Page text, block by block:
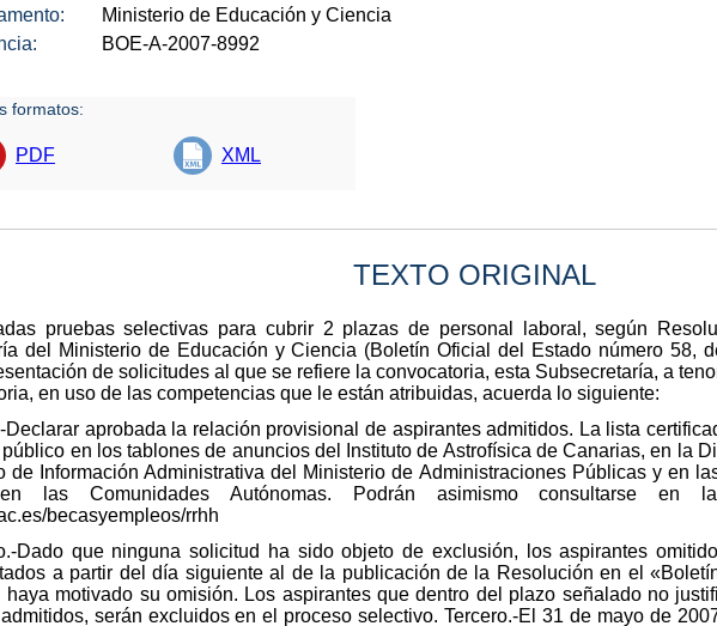
Ministerio de Educación y Ciencia
BOE-A-2007-8992
formatos:
PDF XML
TEXTO ORIGINAL
pruebas selectivas para cubrir 2 plazas de personal laboral, según
del Ministerio de Educación y Ciencia (Boletín Oficial del Estado número 58,
de solicitudes al que se refiere la convocatoria, esta Subsecretaría, a
en uso de las competencias que le están atribuidas, acuerda lo siguiente:
Declarar aprobada la relación provisional de aspirantes admitidos. La lista
en los tablones de anuncios del Instituto de Astrofísica de Canarias, en la
de Información Administrativa del Ministerio de Administraciones Públicas y en
las Comunidades Autónomas. Podrán asimismo consultarse en
becasyempleos/rrhh
Dado que ninguna solicitud ha sido objeto de exclusión, los aspirantes
a partir del día siguiente al de la publicación de la Resolución en el
haya motivado su omisión. Los aspirantes que dentro del plazo señalado no
serán excluidos en el proceso selectivo. Tercero.-El 31 de mayo de